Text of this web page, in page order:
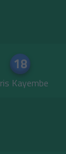
18
Kayembe